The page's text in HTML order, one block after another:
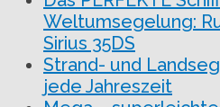
Weltumsegelung:
Sirius 35DS
Strand- und
jede Jahreszeit